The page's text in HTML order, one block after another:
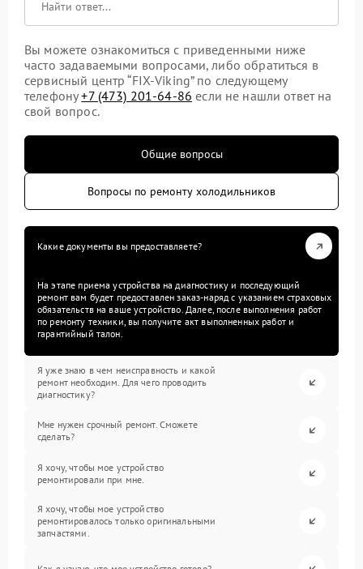
Вы можете ознакомиться с приведенными ниже
часто задаваемыми вопросами, либо обратиться в
сервисный центр “FIX-Viking” по следующему
телефону+7 (473) 201-64-86 если не нашли ответ на
свой вопрос.
Общие вопросы
Вопросы по ремонту холодильников
Какие документы вы предоставляете?
На этапе приема устройства на диагностику и последующий
ремонт вам будет предоставлен заказ-наряд с указанием страховых
обязательств на ваше устройство. Далее, после выполнения работ
по ремонту техники, вы получите акт выполненных работ и
гарантийный талон.
Я уже знаю в чем неисправность и какой
ремонт необходим. Для чего проводить
диагностику?
Мне нужен срочный ремонт. Сможете
сделать?
Я хочу, чтобы мое устройство
ремонтировали при мне.
Я хочу, чтобы мое устройство
ремонтировалось только оригинальными
запчастями.